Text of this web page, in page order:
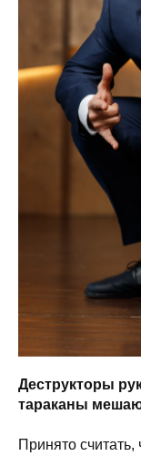
Деструкторы
тараканы
Принято